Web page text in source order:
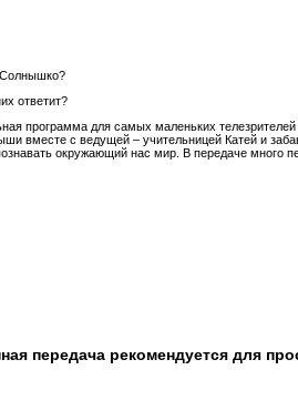
Солнышко?
ответит?
программа для самых маленьких
вместе с ведущей – учительницей Катей и
окружающий нас мир. В передаче много
передача рекомендуется для